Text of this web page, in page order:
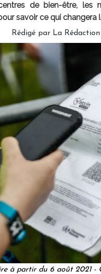
de bien-être, les
savoir ce qui changera
Rédigé par La Rédaction
à partir du 6 août 2021 -